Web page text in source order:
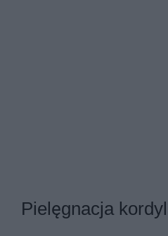
Pielęgnacja